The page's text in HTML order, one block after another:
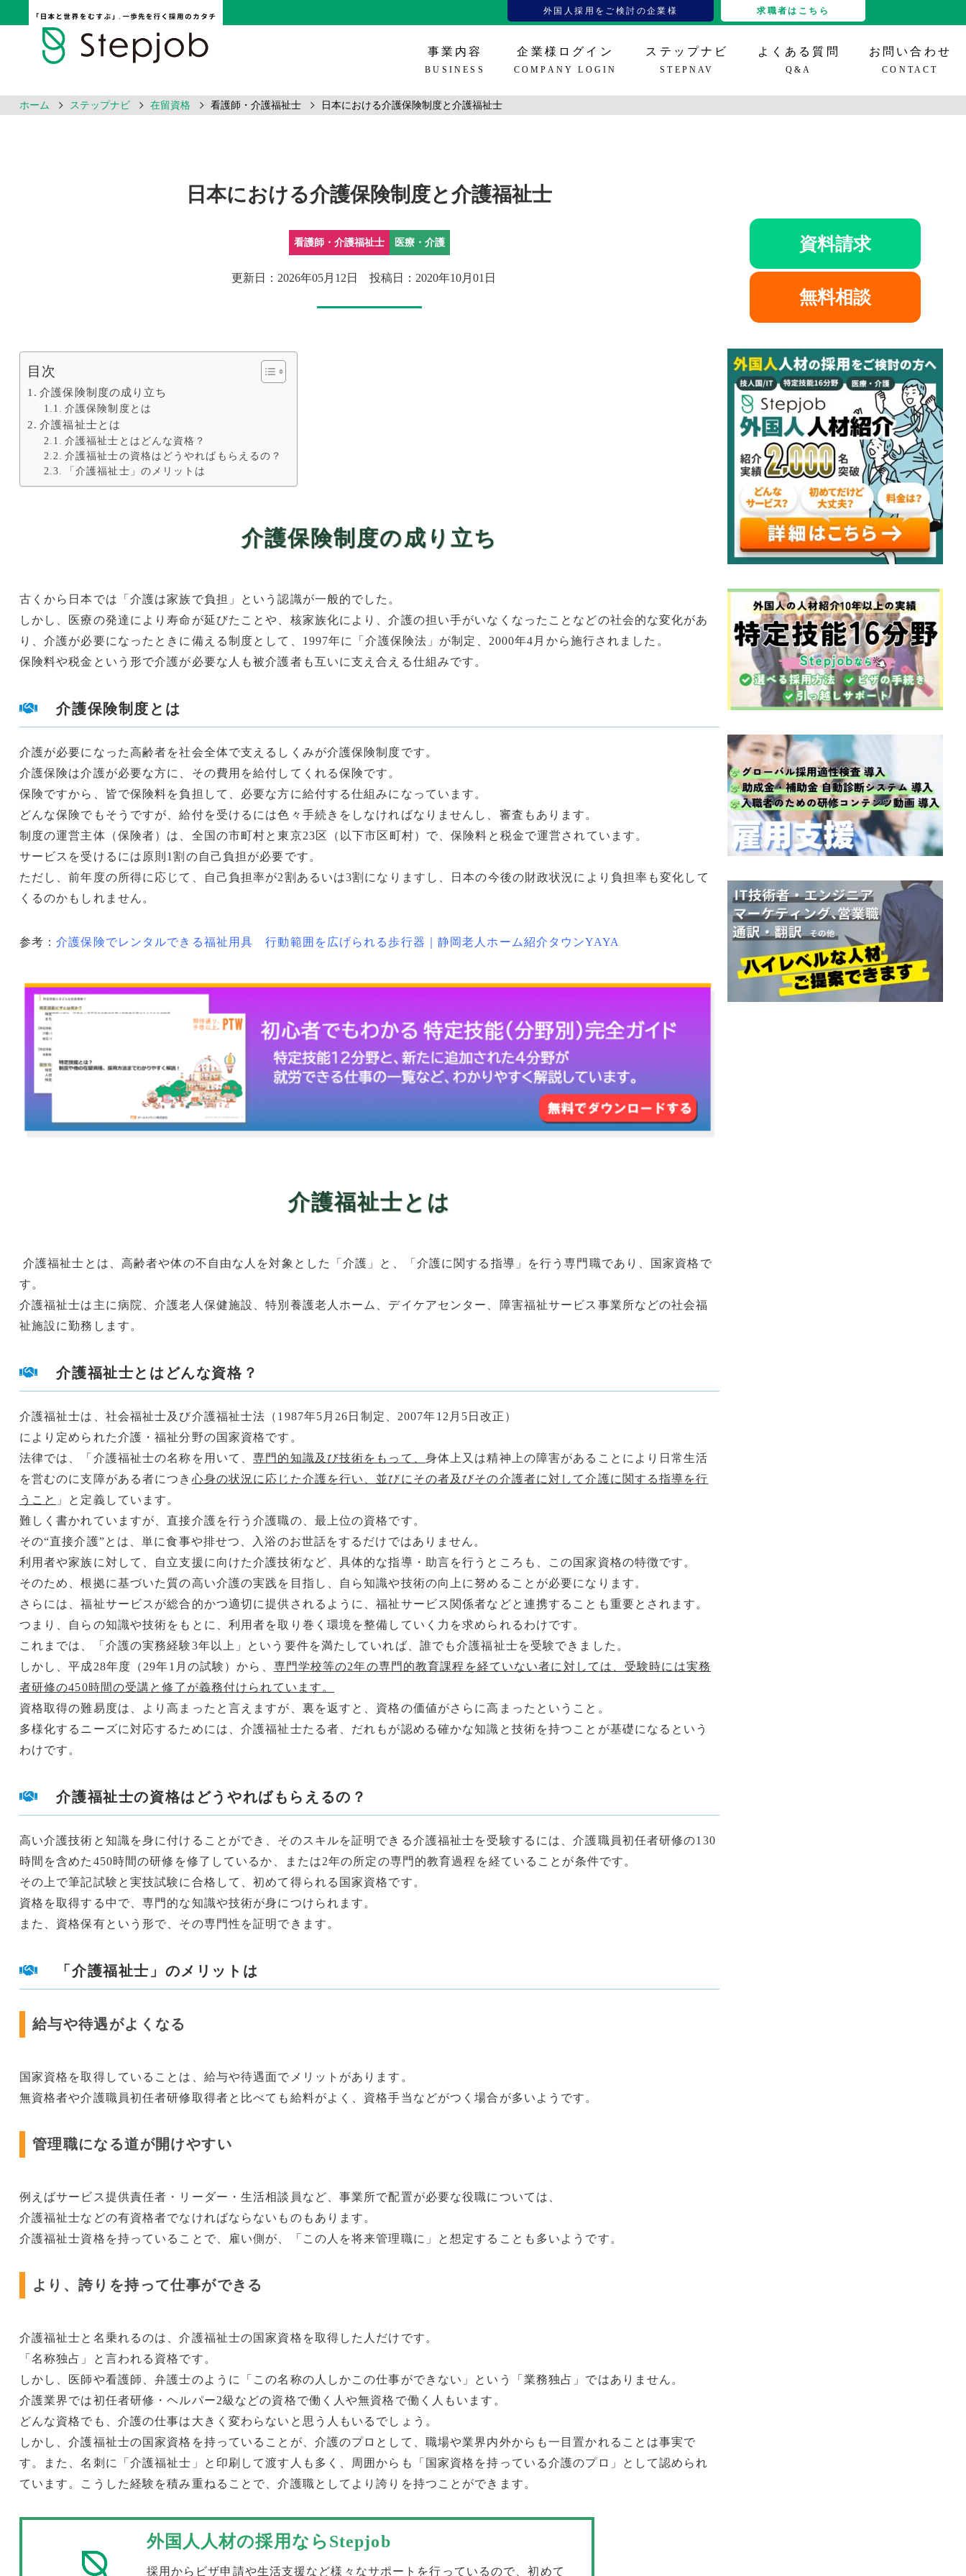
外国人採用をご検討の企業様 求職者はこちら
事業内容
BUSINESS
企業様ログイン
COMPANY LOGIN
ステップナビ
STEPNAV
よくある質問
Q&A
お問い合わせ
CONTACT
ホーム ステップナビ 在留資格 看護師・介護福祉士 日本における介護保険制度と介護福祉士
日本における介護保険制度と介護福祉士
看護師・介護福祉士 医療・介護
更新日：2026年05月12日 投稿日：2020年10月01日
目次
介護保険制度の成り立ち
介護保険制度とは
介護福祉士とは
介護福祉士とはどんな資格？
介護福祉士の資格はどうやればもらえるの？
「介護福祉士」のメリットは
介護保険制度の成り立ち
古くから日本では「介護は家族で負担」という認識が一般的でした。
しかし、医療の発達により寿命が延びたことや、核家族化により、介護の担い手がいなくなったことなどの社会的な変化があ
り、介護が必要になったときに備える制度として、1997年に「介護保険法」が制定、2000年4月から施行されました。
保険料や税金という形で介護が必要な人も被介護者も互いに支え合える仕組みです。
介護保険制度とは
介護が必要になった高齢者を社会全体で支えるしくみが介護保険制度です。
介護保険は介護が必要な方に、その費用を給付してくれる保険です。
保険ですから、皆で保険料を負担して、必要な方に給付する仕組みになっています。
どんな保険でもそうですが、給付を受けるには色々手続きをしなければなりませんし、審査もあります。
制度の運営主体（保険者）は、全国の市町村と東京23区（以下市区町村）で、保険料と税金で運営されています。
サービスを受けるには原則1割の自己負担が必要です。
ただし、前年度の所得に応じて、自己負担率が2割あるいは3割になりますし、日本の今後の財政状況により負担率も変化して
くるのかもしれません。
参考：介護保険でレンタルできる福祉用具 行動範囲を広げられる歩行器｜静岡老人ホーム紹介タウンYAYA
介護福祉士とは
介護福祉士とは、高齢者や体の不自由な人を対象とした「介護」と、「介護に関する指導」を行う専門職であり、国家資格で
す。
介護福祉士は主に病院、介護老人保健施設、特別養護老人ホーム、デイケアセンター、障害福祉サービス事業所などの社会福
祉施設に勤務します。
介護福祉士とはどんな資格？
介護福祉士は、社会福祉士及び介護福祉士法（1987年5月26日制定、2007年12月5日改正）
により定められた介護・福祉分野の国家資格です。
法律では、「介護福祉士の名称を用いて、専門的知識及び技術をもって、 身体上又は精神上の障害があることにより日常生活
を営むのに支障がある者につき 心身の状況に応じた介護を行い、並びにその者及びその介護者に対して介護に関する指導を行
うこと 」と定義しています。
難しく書かれていますが、直接介護を行う介護職の、最上位の資格です。
その“直接介護”とは、単に食事や排せつ、入浴のお世話をするだけではありません。
利用者や家族に対して、自立支援に向けた介護技術など、具体的な指導・助言を行うところも、この国家資格の特徴です。
そのため、根拠に基づいた質の高い介護の実践を目指し、自ら知識や技術の向上に努めることが必要になります。
さらには、福祉サービスが総合的かつ適切に提供されるように、福祉サービス関係者などと連携することも重要とされます。
つまり、自らの知識や技術をもとに、利用者を取り巻く環境を整備していく力を求められるわけです。
これまでは、「介護の実務経験3年以上」という要件を満たしていれば、誰でも介護福祉士を受験できました。
しかし、平成28年度（29年1月の試験）から、 専門学校等の2年の専門的教育課程を経ていない者に対しては、 受験時には実務
者研修の450時間の受講と修了が義務付けられています。
資格取得の難易度は、より高まったと言えますが、裏を返すと、資格の価値がさらに高まったということ。
多様化するニーズに対応するためには、介護福祉士たる者、だれもが認める確かな知識と技術を持つことが基礎になるという
わけです。
介護福祉士の資格はどうやればもらえるの？
高い介護技術と知識を身に付けることができ、そのスキルを証明できる介護福祉士を受験するには、介護職員初任者研修の130
時間を含めた450時間の研修を修了しているか、または2年の所定の専門的教育過程を経ていることが条件です。
その上で筆記試験と実技試験に合格して、初めて得られる国家資格です。
資格を取得する中で、専門的な知識や技術が身につけられます。
また、資格保有という形で、その専門性を証明できます。
「介護福祉士」のメリットは
給与や待遇がよくなる
国家資格を取得していることは、給与や待遇面でメリットがあります。
無資格者や介護職員初任者研修取得者と比べても給料がよく、資格手当などがつく場合が多いようです。
管理職になる道が開けやすい
例えばサービス提供責任者・リーダー・生活相談員など、事業所で配置が必要な役職については、
介護福祉士などの有資格者でなければならないものもあります。
介護福祉士資格を持っていることで、雇い側が、「この人を将来管理職に」と想定することも多いようです。
より、誇りを持って仕事ができる
介護福祉士と名乗れるのは、介護福祉士の国家資格を取得した人だけです。
「名称独占」と言われる資格です。
しかし、医師や看護師、弁護士のように「この名称の人しかこの仕事ができない」という「業務独占」ではありません。
介護業界では初任者研修・ヘルパー2級などの資格で働く人や無資格で働く人もいます。
どんな資格でも、介護の仕事は大きく変わらないと思う人もいるでしょう。
しかし、介護福祉士の国家資格を持っていることが、介護のプロとして、職場や業界内外からも一目置かれることは事実で
す。また、名刺に「介護福祉士」と印刷して渡す人も多く、周囲からも「国家資格を持っている介護のプロ」として認められ
ています。こうした経験を積み重ねることで、介護職としてより誇りを持つことができます。
外国人人材の採用ならStepjob
採用からビザ申請や生活支援など様々なサポートを行っているので、初めて
資料請求
無料相談